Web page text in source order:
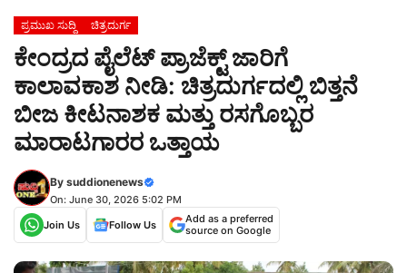
ಪ್ರಮುಖ ಸುದ್ದಿ ಚಿತ್ರದುರ್ಗ
ಕೇಂದ್ರದ ಪೈಲೆಟ್ ಪ್ರಾಜೆಕ್ಟ್ ಜಾರಿಗೆ
ಕಾಲಾವಕಾಶ ನೀಡಿ: ಚಿತ್ರದುರ್ಗದಲ್ಲಿ ಬಿತ್ತನೆ
ಬೀಜ ಕೀಟನಾಶಕ ಮತ್ತು ರಸಗೊಬ್ಬರ
ಮಾರಾಟಗಾರರ ಒತ್ತಾಯ
By suddionenews
On: June 30, 2026 5:02 PM
Join Us
Follow Us
Add as a preferred
source on Google